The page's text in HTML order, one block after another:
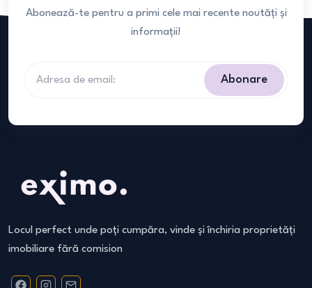
Abonează-te pentru a primi cele mai recente noutăți și
informații!
Abonare
Locul perfect unde poți cumpăra, vinde și închiria proprietăți
imobiliare fără comision